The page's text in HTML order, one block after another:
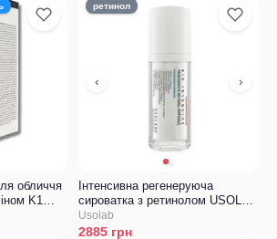
обличчя
K1
with
ретинол
‹ ›
Інтенсивна регенеруюча
сироватка з ретинолом USOLAB
Bio Intensive Regenerate Retinol
Ampoule
Usolab
2885 грн